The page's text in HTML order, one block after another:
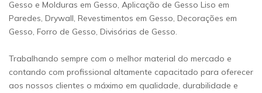
Gesso e Molduras em Gesso, Aplicação de Gesso Liso em
Paredes, Drywall, Revestimentos em Gesso, Decorações em
Gesso, Forro de Gesso, Divisórias de Gesso.
Trabalhando sempre com o melhor material do mercado e
contando com profissional altamente capacitado para oferecer
aos nossos clientes o máximo em qualidade, durabilidade e